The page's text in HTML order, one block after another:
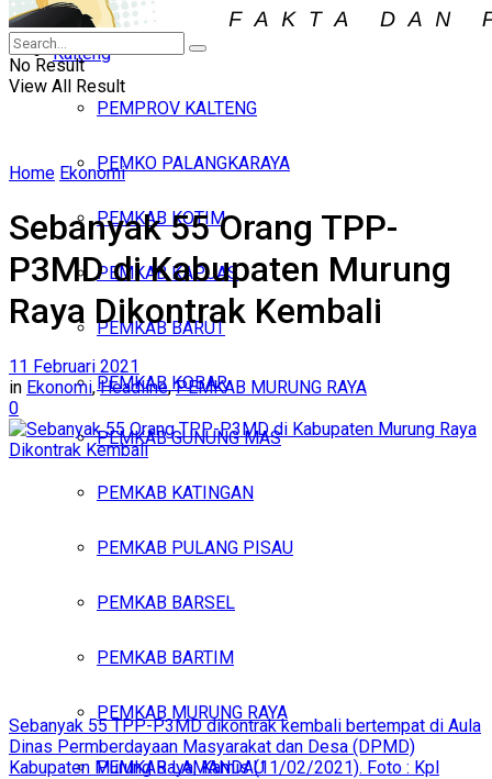
Iklan
Jumat, Agustus 7, 2026
Kalteng
PEMPROV KALTENG
PEMKO PALANGKARAYA
PEMKAB KOTIM
PEMKAB KAPUAS
PEMKAB BARUT
PEMKAB KOBAR
PEMKAB GUNUNG MAS
PEMKAB KATINGAN
PEMKAB PULANG PISAU
PEMKAB BARSEL
PEMKAB BARTIM
PEMKAB MURUNG RAYA
PEMKAB LAMANDAU
No Result
View All Result
Home Ekonomi
Sebanyak 55 Orang TPP-
P3MD di Kabupaten Murung
Raya Dikontrak Kembali
11 Februari 2021
in Ekonomi,Headline,PEMKAB MURUNG RAYA
0
Sebanyak 55 TPP-P3MD dikontrak kembali bertempat di Aula
Dinas Permberdayaan Masyarakat dan Desa (DPMD)
Kabupaten Murung Raya, Kamis (11/02/2021). Foto : Kpl